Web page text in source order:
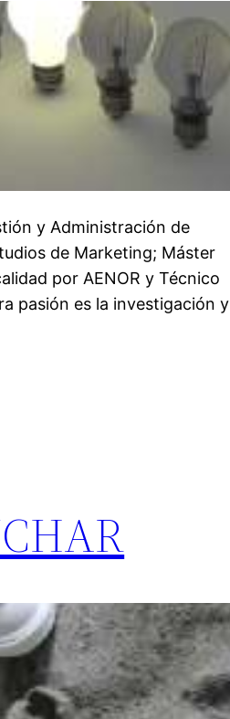
y Administración de
de Marketing; Máster
por AENOR y Técnico
pasión es la investigación y